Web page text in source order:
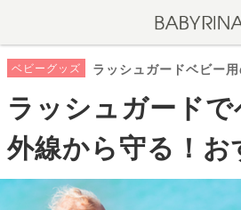
ベビーグッズ ラッシュガードベビー
ラッシュガード
外線から守る！お